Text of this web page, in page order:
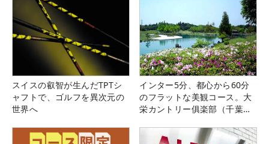
スイスの叡智が生んだTPTシ
ャフトで、ゴルフを異次元の
世界へ
インター5分、都心から60分
のフラットな美観コース。大
栄カントリー俱楽部（千葉